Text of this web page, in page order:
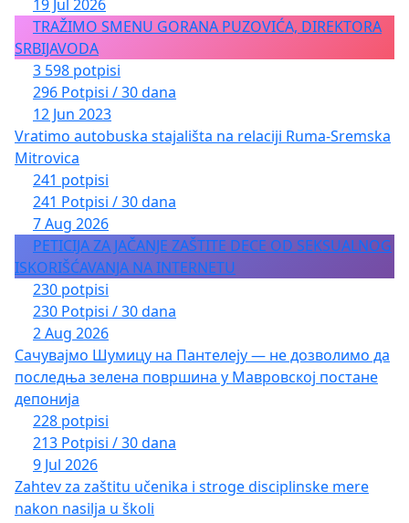
19 Jul 2026
TRAŽIMO SMENU GORANA PUZOVIĆA, DIREKTORA
SRBIJAVODA
3 598 potpisi
296 Potpisi / 30 dana
12 Jun 2023
Vratimo autobuska stajališta na relaciji Ruma-Sremska
Mitrovica
241 potpisi
241 Potpisi / 30 dana
7 Aug 2026
PETICIJA ZA JAČANJE ZAŠTITE DECE OD SEKSUALNOG
ISKORIŠĆAVANJA NA INTERNETU
230 potpisi
230 Potpisi / 30 dana
2 Aug 2026
Сачувајмо Шумицу на Пантелеју — не дозволимо да
последња зелена површина у Мавровској постане
депонија
228 potpisi
213 Potpisi / 30 dana
9 Jul 2026
Zahtev za zaštitu učenika i stroge disciplinske mere
nakon nasilja u školi